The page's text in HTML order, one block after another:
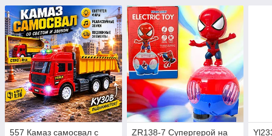
557 Камаз самосвал с ZR138-7 Супергерой на